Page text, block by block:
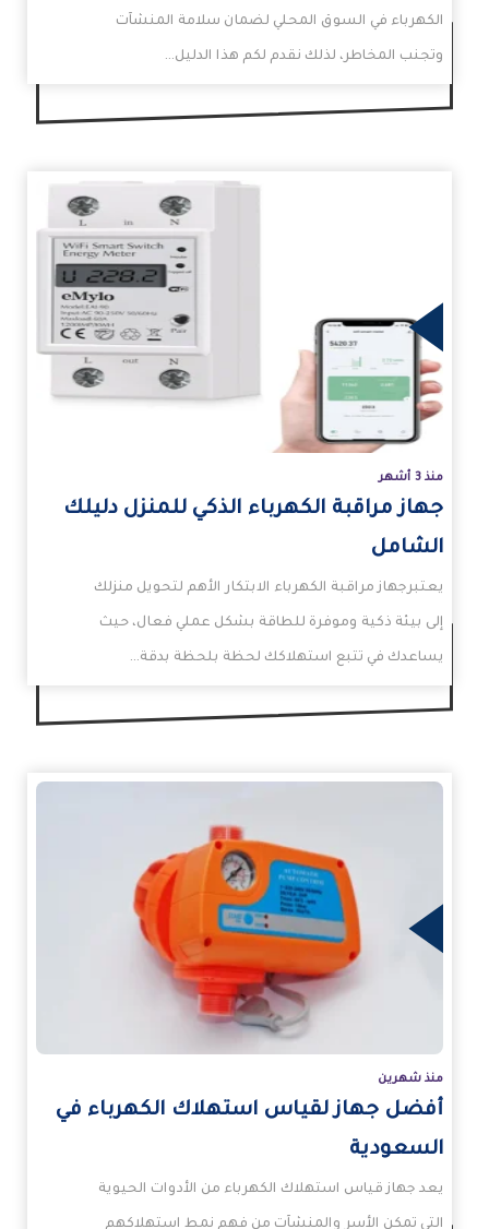
الكهرباء في السوق المحلي لضمان سلامة المنشآت
وتجنب المخاطر، لذلك نقدم لكم هذا الدليل…
منذ 3 أشهر
جهاز مراقبة الكهرباء الذكي للمنزل دليلك
الشامل
يعتبرجهاز مراقبة الكهرباء الابتكار الأهم لتحويل منزلك
إلى بيئة ذكية وموفرة للطاقة بشكل عملي فعال، حيث
يساعدك في تتبع استهلاكك لحظة بلحظة بدقة…
منذ شهرين
أفضل جهاز لقياس استهلاك الكهرباء في
السعودية
يعد جهاز قياس استهلاك الكهرباء من الأدوات الحيوية
التي تمكن الأسر والمنشآت من فهم نمط استهلاكهم